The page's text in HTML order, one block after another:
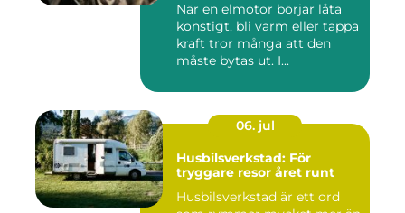
När en elmotor börjar låta
konstigt, bli varm eller tappa
kraft tror många att den
måste bytas ut. I...
06. jul
Husbilsverkstad: För
tryggare resor året runt
Husbilsverkstad är ett ord